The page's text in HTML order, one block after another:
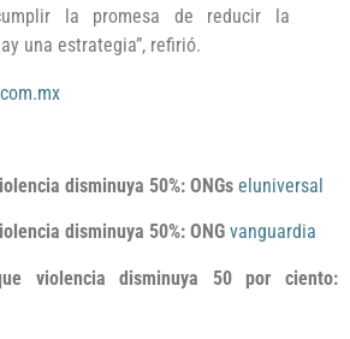
la promesa de reducir la
una estrategia”, refirió.
disminuya 50%: ONGs eluniversal
disminuya 50%: ONG vanguardia
violencia disminuya 50 por ciento: